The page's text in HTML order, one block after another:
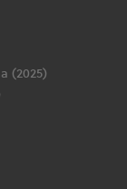
(2025)